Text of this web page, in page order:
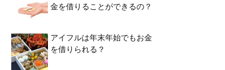
金を借りることができるの？
アイフルは年末年始でもお金
を借りられる？